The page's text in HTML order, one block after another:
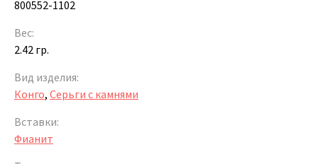
800552-1102
Вес:
2.42 гр.
Вид изделия:
Конго, Серьги с камнями
Вставки:
Фианит